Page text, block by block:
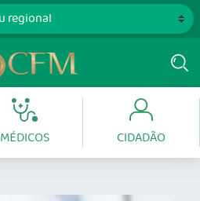
MÉDICOS CIDADÃO